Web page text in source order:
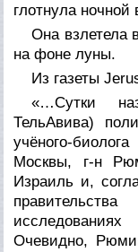
глотнула
Она взлетела
на фоне луны.
Из газеты
«…Сутки
ТельАвива)
учёного-
Москвы, г-н
Израиль и,
Очевидно,